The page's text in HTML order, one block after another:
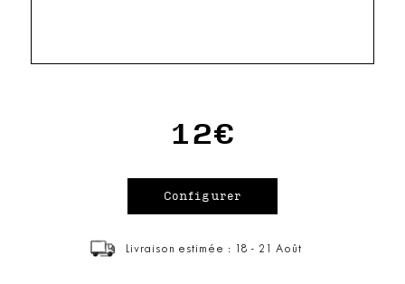
12€
Livraison estimée : 18 - 21 Août